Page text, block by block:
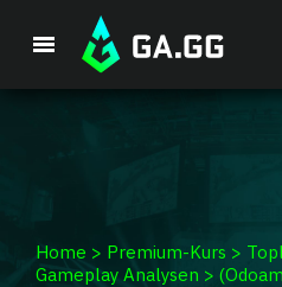
Single
Home > Premium-Kurs >
Gameplay Analysen >